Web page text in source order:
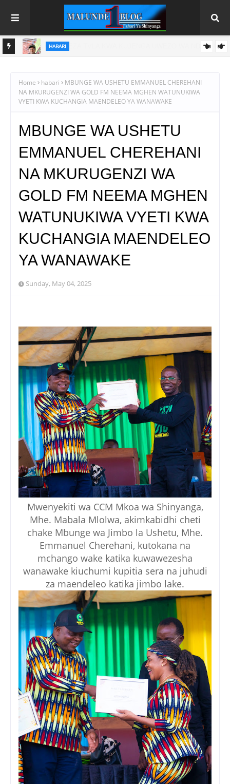
HABARI
Home habari
MBUNGE WA USHETU EMMANUEL CHEREHANI
NA MKURUGENZI WA GOLD FM NEEMA MGHEN WATUNUKIWA
VYETI KWA KUCHANGIA MAENDELEO YA WANAWAKE
MBUNGE WA USHETU
EMMANUEL CHEREHANI
NA MKURUGENZI WA
GOLD FM NEEMA MGHEN
WATUNUKIWA VYETI KWA
KUCHANGIA MAENDELEO
YA WANAWAKE
Sunday, May 04, 2025
Mwenyekiti wa CCM Mkoa wa Shinyanga,
Mhe. Mabala Mlolwa, akimkabidhi cheti
chake Mbunge wa Jimbo la Ushetu, Mhe.
Emmanuel Cherehani, kutokana na
mchango wake katika kuwawezesha
wanawake kiuchumi kupitia sera na juhudi
za maendeleo katika jimbo lake.